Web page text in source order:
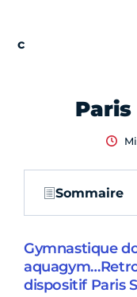
Sommaire
Gymnastique
dispositif Paris